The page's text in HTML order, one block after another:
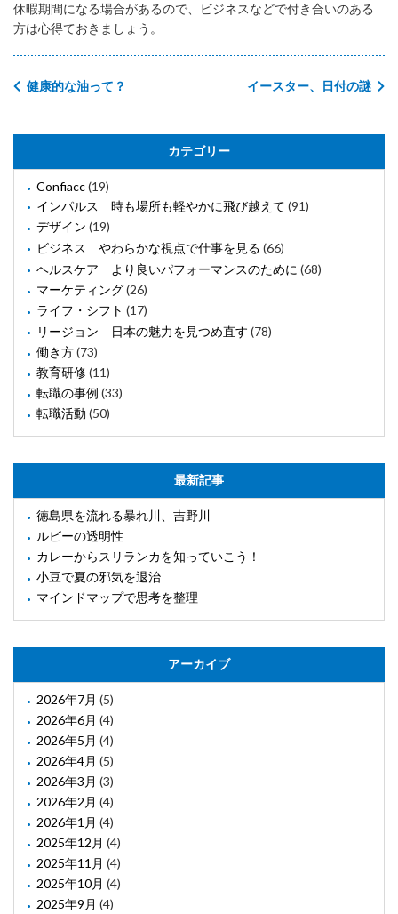
休暇期間になる場合があるので、ビジネスなどで付き合いのある
方は心得ておきましょう。
イースター、日付の謎
健康的な油って？
カテゴリー
Confiacc(19)
インパルス 時も場所も軽やかに飛び越えて (91)
デザイン (19)
ビジネス やわらかな視点で仕事を見る (66)
ヘルスケア より良いパフォーマンスのために (68)
マーケティング(26)
ライフ・シフト (17)
リージョン 日本の魅力を見つめ直す (78)
働き方(73)
教育研修(11)
転職の事例 (33)
転職活動 (50)
最新記事
徳島県を流れる暴れ川、吉野川
ルビーの透明性
カレーからスリランカを知っていこう！
小豆で夏の邪気を退治
マインドマップで思考を整理
アーカイブ
2026年7月 (5)
2026年6月 (4)
2026年5月 (4)
2026年4月 (5)
2026年3月 (3)
2026年2月 (4)
2026年1月 (4)
2025年12月 (4)
2025年11月 (4)
2025年10月 (4)
2025年9月 (4)